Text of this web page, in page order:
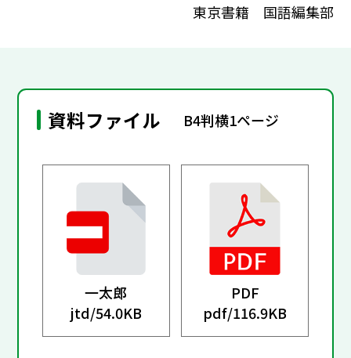
東京書籍 国語編集部
資料ファイル B4判横1ページ
一太郎
jtd/54.0KB
PDF
pdf/116.9KB